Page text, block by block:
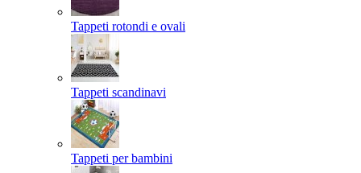
Tappeti rotondi e ovali
Tappeti scandinavi
Tappeti per bambini